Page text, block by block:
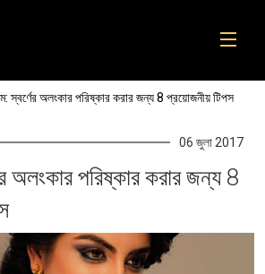
স্বর্ণের অলংকার পরিষ্কার করার জন্য 8 প্রয়োজনীয় টিপস
06 জুলা 2017
অলংকার পরিষ্কার করার জন্য 8